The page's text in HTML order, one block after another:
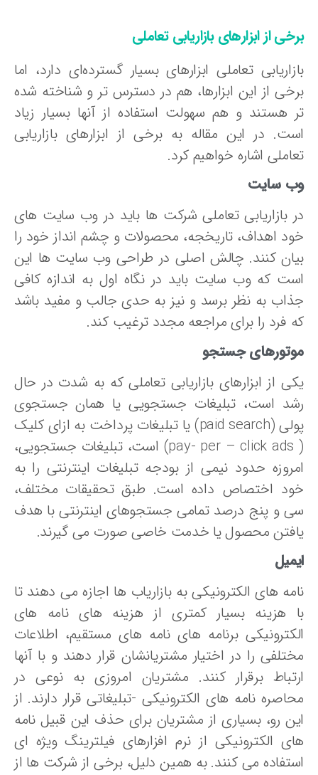
از ابزارهای بازاریابی تعاملی
تعاملی ابزارهای بسیار گسترده‌ای دارد، اما
از این ابزارها، هم در دسترس تر و شناخته شده
هستند و هم سهولت استفاده از آنها بسیار زیاد
در این مقاله به برخی از ابزارهای بازاریابی
اشاره خواهیم کرد.
سایت
بازاریابی تعاملی شرکت ها باید در وب سایت های
اهداف، تاریخجه، محصولات و چشم انداز خود را
کنند. چالش اصلی در طراحی وب سایت ها این
که وب سایت باید در نگاه اول به اندازه کافی
به نظر برسد و نیز به حدی جالب و مفید باشد
فرد را برای مراجعه مجدد ترغیب کند.
جستجو
از ابزارهای بازاریابی تعاملی که به شدت در حال
است، تبلیغات جستجویی یا همان جستجوی
پولی (paid search) یا تبلیغات پرداخت به ازای کلیک
( pay- per – click ads) است، تبلیغات جستجویی،
حدود نیمی از بودجه تبلیغات اینترنتی را به
اختصاص داده است. طبق تحقیقات مختلف،
و پنج درصد تمامی جستجوهای اینترنتی با هدف
محصول یا خدمت خاصی صورت می گیرند.
های الکترونیکی به بازاریاب ها اجازه می دهند تا
هزینه بسیار کمتری از هزینه های نامه های
برنامه های نامه های مستقیم، اطلاعات
را در اختیار مشتریانشان قرار دهند و با آنها
برقرار کنند. مشتریان امروزی به نوعی در
نامه های الکترونیکی -تبلیغاتی قرار دارند. از
رو، بسیاری از مشتریان برای حذف این قبیل نامه
الکترونیکی از نرم افزارهای فیلترینگ ویژه ای
می کنند. به همین دلیل، برخی از شرکت ها از